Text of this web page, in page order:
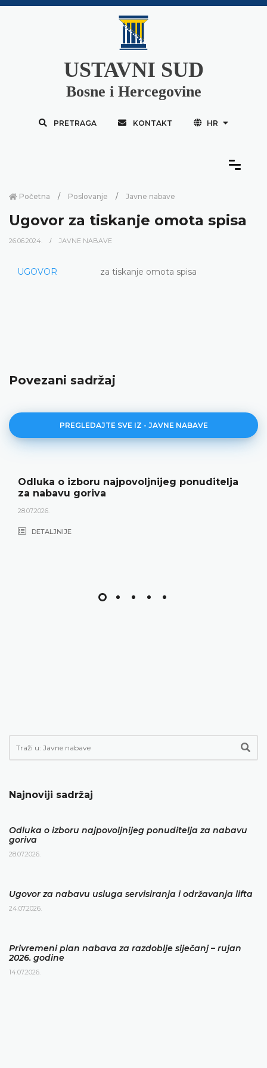
USTAVNI SUD
Bosne i Hercegovine
PRETRAGA KONTAKT HR
Početna Poslovanje Javne nabave
Ugovor za tiskanje omota spisa
26.06.2024. JAVNE NABAVE
UGOVOR za tiskanje omota spisa
Povezani sadržaj
PREGLEDAJTE SVE IZ - JAVNE NABAVE
Odluka o izboru najpovoljnijeg ponuditelja
za nabavu goriva
28.07.2026.
DETALJNIJE
Najnoviji sadržaj
Odluka o izboru najpovoljnijeg ponuditelja za nabavu
goriva
28.07.2026.
Ugovor za nabavu usluga servisiranja i održavanja lifta
24.07.2026.
Privremeni plan nabava za razdoblje siječanj – rujan
2026. godine
14.07.2026.